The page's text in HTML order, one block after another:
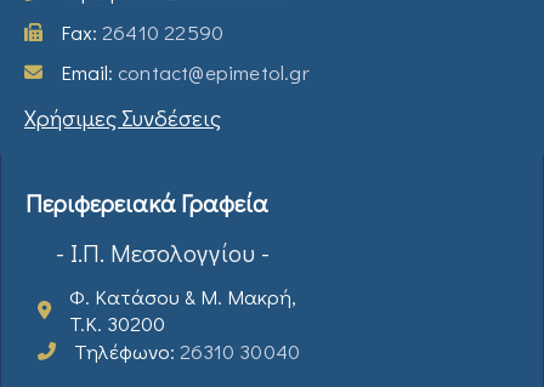
Fax: 26410 22590
Email: contact@epimetol.gr
Χρήσιμες Συνδέσεις
Περιφερειακά Γραφεία
- Ι.Π. Μεσολογγίου -
Φ. Κατάσου & Μ. Μακρή,
T.K. 30200
Τηλέφωνο: 26310 30040